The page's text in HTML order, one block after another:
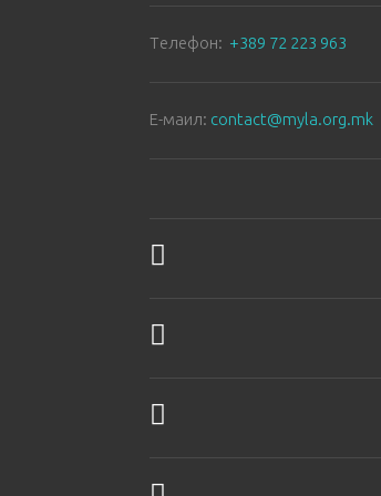
Tелефон: +389 72 223 963
E-маил: contact@myla.org.mk